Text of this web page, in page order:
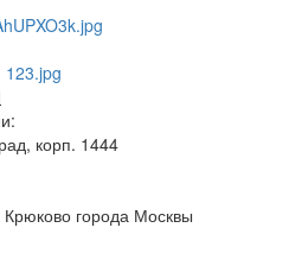
корп. 1444
города Москвы